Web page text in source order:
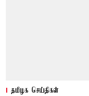
தமிழக செய்திகள்